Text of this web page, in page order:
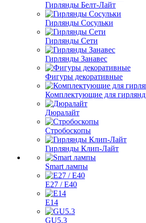
Гирлянды Белт-Лайт
Гирлянды Сосульки
Гирлянды Сети
Гирлянды Занавес
Фигуры декоративные
Комплектующие для гирлянд
Дюралайт
Стробоскопы
Гирлянды Клип-Лайт
Smart лампы
E27 / E40
E14
GU5.3